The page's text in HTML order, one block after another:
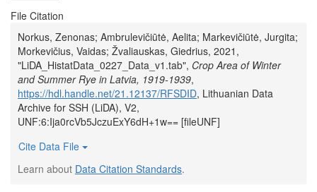
File Citation
Norkus, Zenonas; Ambrulevičiūtė, Aelita; Markevičiūtė, Jurgita;
Morkevičius, Vaidas; Žvaliauskas, Giedrius, 2021,
"LiDA_HistatData_0227_Data_v1.tab", Crop Area of Winter
and Summer Rye in Latvia, 1919-1939,
https://hdl.handle.net/21.12137/RFSDID, Lithuanian Data
Archive for SSH (LiDA), V2,
UNF:6:Ija0rcVb5JczuExY6dH+1w== [fileUNF]
Cite Data File
Learn about Data Citation Standards.